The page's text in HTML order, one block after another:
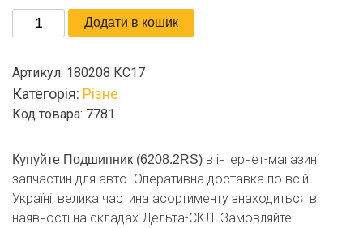
Подшипник
(6208.2RS)
Додати в кошик
Артикул: 180208 КС17
Категорія: Різне
Код товара: 7781
Купуйте Подшипник (6208.2RS) в інтернет-магазині
запчастин для авто. Оперативна доставка по всій
Україні, велика частина асортименту знаходиться в
наявності на складах Дельта-СКЛ. Замовляйте